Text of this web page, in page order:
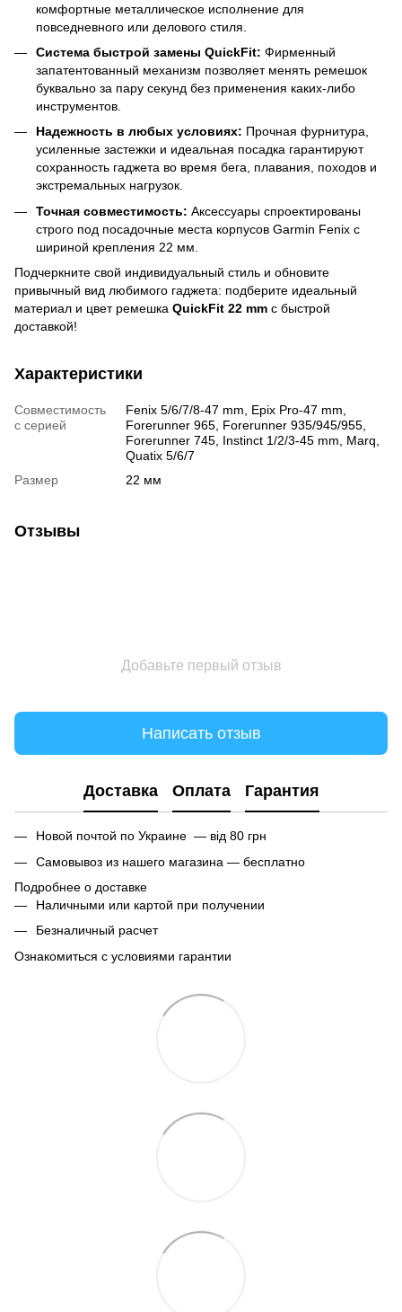
комфортные металлическое исполнение для
повседневного или делового стиля.
Система быстрой замены QuickFit: Фирменный
запатентованный механизм позволяет менять ремешок
буквально за пару секунд без применения каких-либо
инструментов.
Надежность в любых условиях: Прочная фурнитура,
усиленные застежки и идеальная посадка гарантируют
сохранность гаджета во время бега, плавания, походов и
экстремальных нагрузок.
Точная совместимость: Аксессуары спроектированы
строго под посадочные места корпусов Garmin Fenix с
шириной крепления 22 мм.
Подчеркните свой индивидуальный стиль и обновите
привычный вид любимого гаджета: подберите идеальный
материал и цвет ремешка QuickFit 22 mm с быстрой
доставкой!
Характеристики
Совместимость
с серией
Fenix 5/6/7/8-47 mm, Epix Pro-47 mm,
Forerunner 965, Forerunner 935/945/955,
Forerunner 745, Instinct 1/2/3-45 mm, Marq,
Quatix 5/6/7
Размер
22 мм
Отзывы
Добавьте первый отзыв
Написать отзыв
Доставка Оплата Гарантия
Новой почтой по Украине — від 80 грн
Самовывоз из нашего магазина — бесплатно
Подробнее о доставке
Наличными или картой при получении
Безналичный расчет
Ознакомиться с условиями гарантии